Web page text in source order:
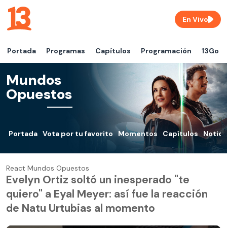
Portada Programas Capítulos Programación 13Go
En Vivo
Mundos
Opuestos
Portada Vota por tu favorito Momentos Capítulos
React Mundos Opuestos
Evelyn Ortiz soltó un inesperado "te
quiero" a Eyal Meyer: así fue la reacción
de Natu Urtubias al momento